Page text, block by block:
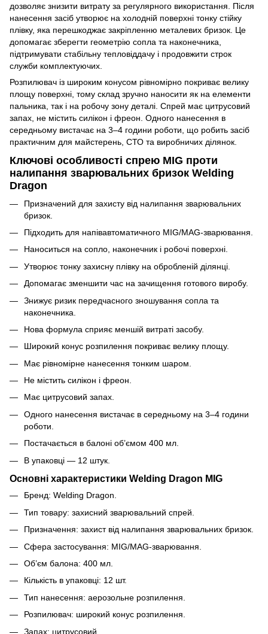
дозволяє знизити витрату за регулярного використання. Після
нанесення засіб утворює на холодній поверхні тонку стійку
плівку, яка перешкоджає закріпленню металевих бризок. Це
допомагає зберегти геометрію сопла та наконечника,
підтримувати стабільну тепловіддачу і продовжити строк
служби комплектуючих.
Розпилювач із широким конусом рівномірно покриває велику
площу поверхні, тому склад зручно наносити як на елементи
пальника, так і на робочу зону деталі. Спрей має цитрусовий
запах, не містить силікон і фреон. Одного нанесення в
середньому вистачає на 3–4 години роботи, що робить засіб
практичним для майстерень, СТО та виробничих ділянок.
Ключові особливості спрею MIG проти
налипання зварювальних бризок Welding
Dragon
Призначений для захисту від налипання зварювальних
бризок.
Підходить для напівавтоматичного MIG/MAG-зварювання.
Наноситься на сопло, наконечник і робочі поверхні.
Утворює тонку захисну плівку на обробленій ділянці.
Допомагає зменшити час на зачищення готового виробу.
Знижує ризик передчасного зношування сопла та
наконечника.
Нова формула сприяє меншій витраті засобу.
Широкий конус розпилення покриває велику площу.
Має рівномірне нанесення тонким шаром.
Не містить силікон і фреон.
Має цитрусовий запах.
Одного нанесення вистачає в середньому на 3–4 години
роботи.
Постачається в балоні об’ємом 400 мл.
В упаковці — 12 штук.
Основні характеристики Welding Dragon MIG
Бренд: Welding Dragon.
Тип товару: захисний зварювальний спрей.
Призначення: захист від налипання зварювальних бризок.
Сфера застосування: MIG/MAG-зварювання.
Об’єм балона: 400 мл.
Кількість в упаковці: 12 шт.
Тип нанесення: аерозольне розпилення.
Розпилювач: широкий конус розпилення.
Запах: цитрусовий.